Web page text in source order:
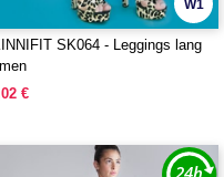
W1
SK064 - Leggings lang
€